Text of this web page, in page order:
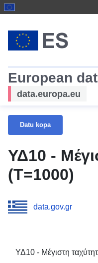
European
data.europa.eu
Datu kopa
ΥΔ10 -
(T=1000)
data.gov.gr
ΥΔ10 - Μέγιστη